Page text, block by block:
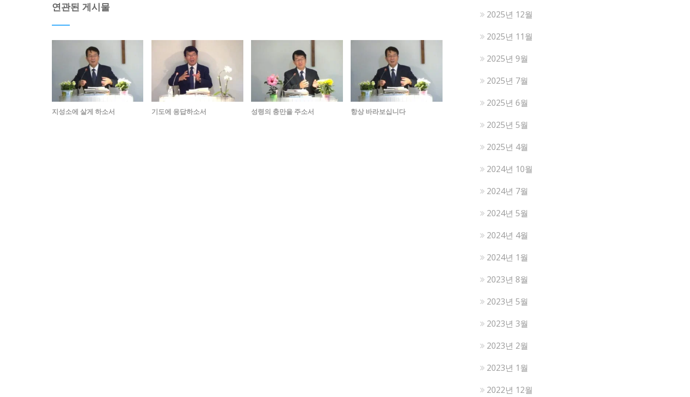
연관된 게시물
지성소에 살게 하소서 기도에 응답하소서 성령의 충만을 주소서 항상 바라보십니다
2025년 12월
2025년 11월
2025년 9월
2025년 7월
2025년 6월
2025년 5월
2025년 4월
2024년 10월
2024년 7월
2024년 5월
2024년 4월
2024년 1월
2023년 8월
2023년 5월
2023년 3월
2023년 2월
2023년 1월
2022년 12월